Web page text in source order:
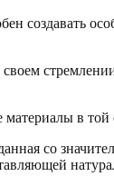
создавать
в
со